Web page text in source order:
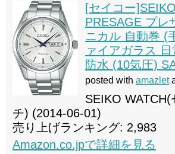
[セイコー
PRESAGE プレ
ニカル 自動巻 (
ァイアガラス
防水 (10気圧)
posted with amazlet
SEIKO
チ) (2014-06-01)
売り上げランキング: 2,983
Amazon.co.jpで詳細を見る